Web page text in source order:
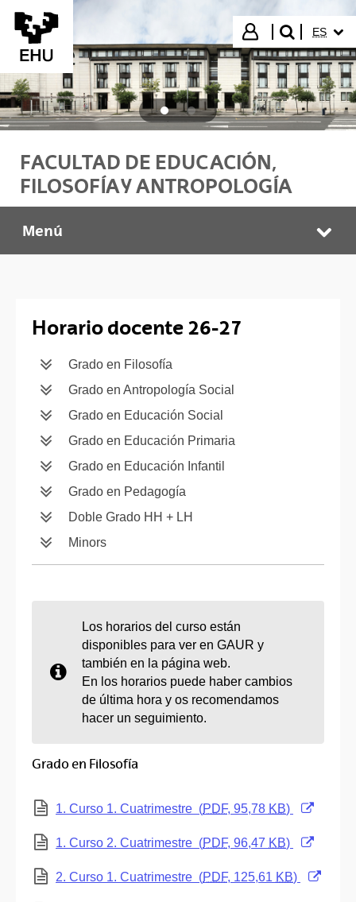
Saltar al contenido principal
Iniciar sesión
buscar"
ES
FACULTAD DE EDUCACIÓN,
FILOSOFÍA Y ANTROPOLOGÍA
HEFA Faculty
Menú
Horario docente 26-27
Grado en Filosofía
Grado en Antropología Social
Grado en Educación Social
Grado en Educación Primaria
Grado en Educación Infantil
Grado en Pedagogía
Doble Grado HH + LH
Minors
Los horarios del curso están
disponibles para ver en GAUR y
también en la página web.
En los horarios puede haber cambios
de última hora y os recomendamos
hacer un seguimiento.
Grado en Filosofía
(Abre una nueva ventana)
1. Curso 1. Cuatrimestre (PDF, 95,78 KB)
(Abre una nueva ventana)
1. Curso 2. Cuatrimestre (PDF, 96,47 KB)
(Abre una nueva ventana)
2. Curso 1. Cuatrimestre (PDF, 125,61 KB)